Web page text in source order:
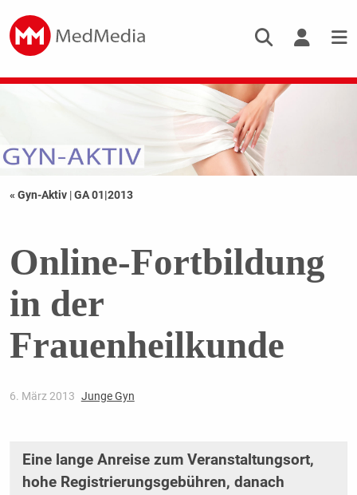
« Gyn-Aktiv |GA 01|2013
Online-Fortbildung
in der
Frauenheilkunde
6. März 2013 Junge Gyn
Eine lange Anreise zum Veranstaltungsort,
hohe Registrierungsgebühren, danach